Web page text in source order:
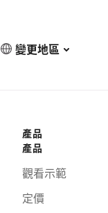
變更地區
產品
產品
觀看示範
定價